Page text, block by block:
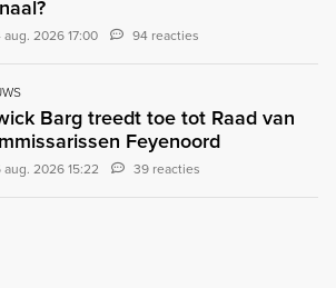
aug. 2026 17:00 94 reacties
Barg treedt toe tot Raad van
Feyenoord
aug. 2026 15:22 39 reacties